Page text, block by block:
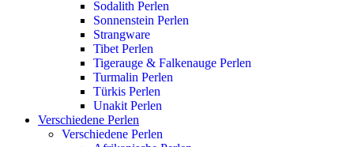
Sodalith Perlen
Sonnenstein Perlen
Strangware
Tibet Perlen
Tigerauge & Falkenauge Perlen
Turmalin Perlen
Türkis Perlen
Unakit Perlen
Verschiedene Perlen
Verschiedene Perlen